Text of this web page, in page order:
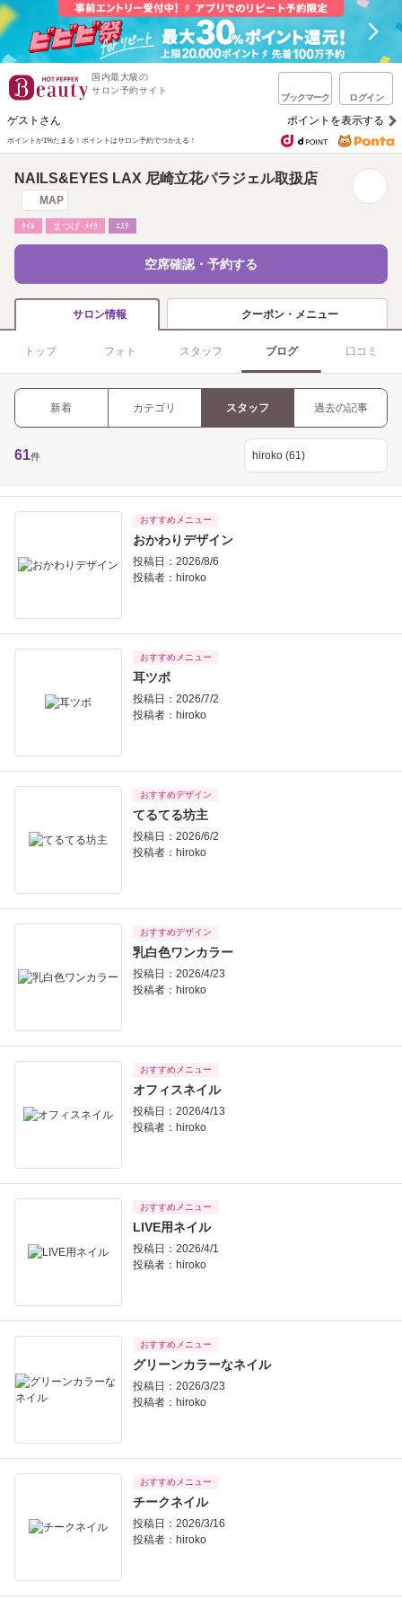
国内最大級の
サロン予約サイト
ブックマーク ログイン
ゲストさん ポイントを表示する
ポイントが1%たまる！ ポイントはサロン予約でつかえる！
NAILS&EYES LAX 尼崎立花パラジェル取扱店
MAP
ﾈｲﾙ まつげ･ﾒｲｸ ｴｽﾃ
空席確認・予約する
サロン情報 クーポン・メニュー
トップ フォト スタッフ ブログ 口コミ
新着 カテゴリ スタッフ 過去の記事
61件
おすすめメニュー
おかわりデザイン
投稿日：2026/8/6
投稿者： hiroko
おすすめメニュー
耳ツボ
投稿日：2026/7/2
投稿者： hiroko
おすすめデザイン
てるてる坊主
投稿日：2026/6/2
投稿者： hiroko
おすすめデザイン
乳白色ワンカラー
投稿日：2026/4/23
投稿者： hiroko
おすすめメニュー
オフィスネイル
投稿日：2026/4/13
投稿者： hiroko
おすすめメニュー
LIVE用ネイル
投稿日：2026/4/1
投稿者： hiroko
おすすめメニュー
グリーンカラーなネイル
投稿日：2026/3/23
投稿者： hiroko
おすすめメニュー
チークネイル
投稿日：2026/3/16
投稿者： hiroko